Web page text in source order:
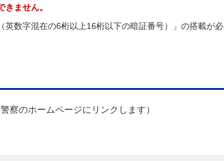
きません。
英数字混在の6桁以上16桁以下の暗証番号）」の搭載が必
警察のホームページにリンクします）